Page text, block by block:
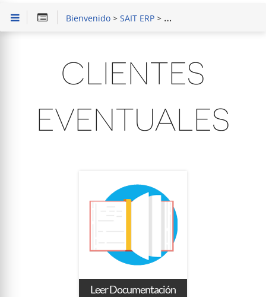
Bienvenido> SAIT ERP> Capacitación en Módulo
CLIENTES
EVENTUALES
Leer Documentación